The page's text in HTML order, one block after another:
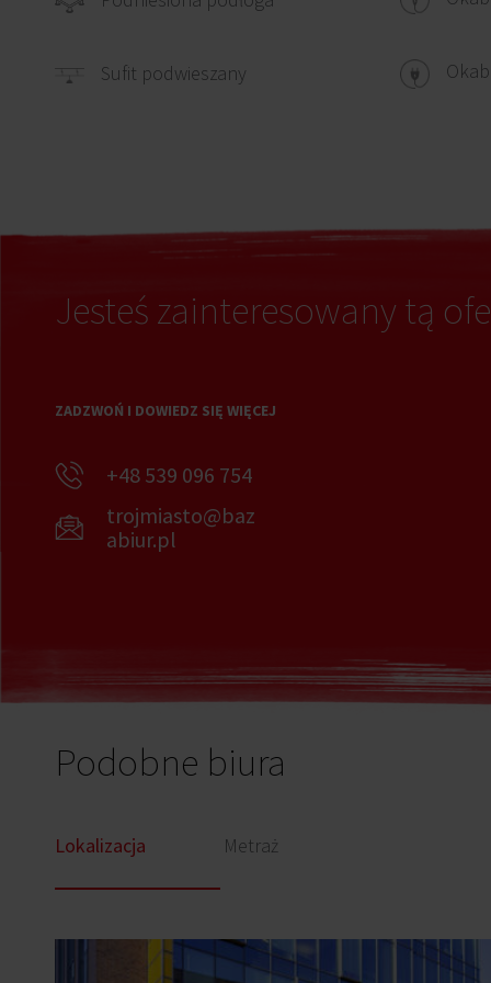
Sufit podwieszany
Jesteś zainteresowany tą
ZADZWOŃ I DOWIEDZ SIĘ WIĘCEJ
+48 539 096 754
trojmiasto@baz
abiur.pl
Podobne biura
Lokalizacja Metraż